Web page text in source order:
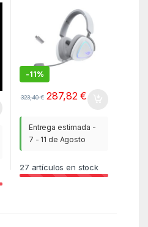
-11%
323,40€ 287,82€
Entrega estimada -
7 - 11 de Agosto
27 artículos en stock